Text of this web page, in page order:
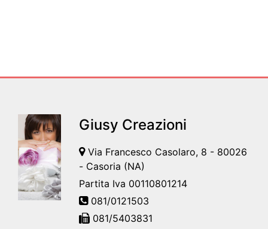
Giusy Creazioni
Via Francesco Casolaro, 8 - 80026
- Casoria (NA)
Partita Iva 00110801214
081/0121503
081/5403831